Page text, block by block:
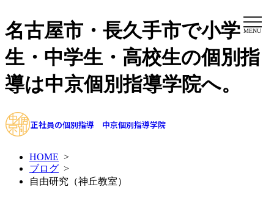
名古屋市・長久手市で小学
生・中学生・高校生の個別指
導は中京個別指導学院へ。
正社員の個別指導 中京個別指導学院
MENU
HOME >
ブログ >
自由研究（神丘教室）